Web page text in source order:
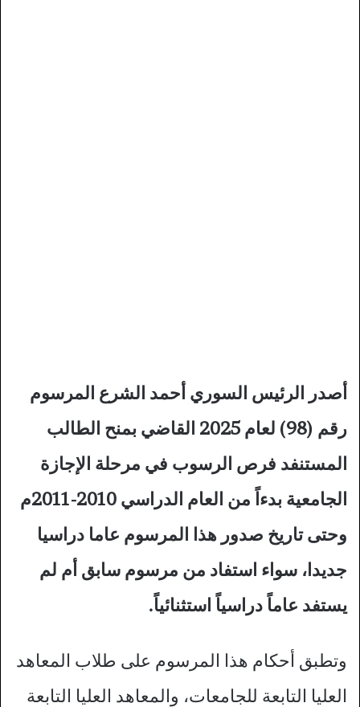
أصدر الرئيس السوري أحمد الشرع المرسوم
رقم (98) لعام 2025 القاضي بمنح الطالب
المستنفد فرص الرسوب في مرحلة الإجازة
الجامعية بدءاً من العام الدراسي 2010-2011م
وحتى تاريخ صدور هذا المرسوم عاما دراسيا
جديدا، سواء استفاد من مرسوم سابق أم لم
يستفد عاماً دراسياً استثنائياً.
وتطبق أحكام هذا المرسوم على طلاب المعاهد
العليا التابعة للجامعات، والمعاهد العليا التابعة